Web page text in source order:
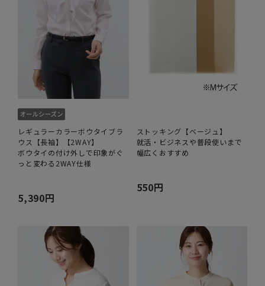
レギュラーカラーボウタイブラ
ウス【長袖】【2WAY】
ボウタイの付け外しで印象がぐ
っと変わる2WAY仕様
5,390円
ストッキング【ベージュ】
就活・ビジネスや普段使いまで
幅広くおすすめ
550円